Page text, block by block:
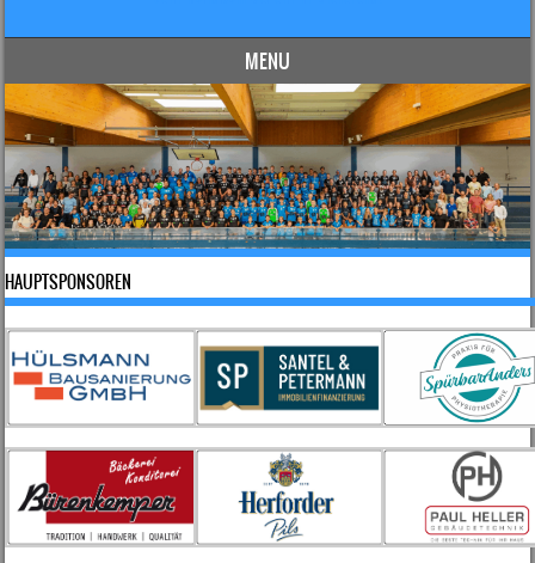
MENU
Skip to content
HAUPTSPONSOREN